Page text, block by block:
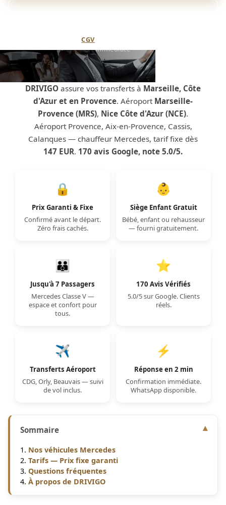
Annulation flexible (CGV) · Paiement sécurisé · Confirmation
immédiate
DRIVIGO assure vos transferts à Marseille, Côte
d'Azur et en Provence. Aéroport Marseille-
Provence (MRS), Nice Côte d'Azur (NCE).
Aéroport Provence, Aix-en-Provence, Cassis,
Calanques — chauffeur Mercedes, tarif fixe dès
147 EUR. 170 avis Google, note 5.0/5.
🔒
Prix Garanti & Fixe
Confirmé avant le départ.
Zéro frais cachés.
👶
Siège Enfant Gratuit
Bébé, enfant ou rehausseur
— fourni gratuitement.
👪
Jusqu'à 7 Passagers
Mercedes Classe V —
espace et confort pour
tous.
⭐
170 Avis Vérifiés
5.0/5 sur Google. Clients
réels.
✈️
Transferts Aéroport
CDG, Orly, Beauvais — suivi
de vol inclus.
⚡
Réponse en 2 min
Confirmation immédiate.
WhatsApp disponible.
Sommaire
Nos véhicules Mercedes
Tarifs — Prix fixe garanti
Questions fréquentes
À propos de DRIVIGO